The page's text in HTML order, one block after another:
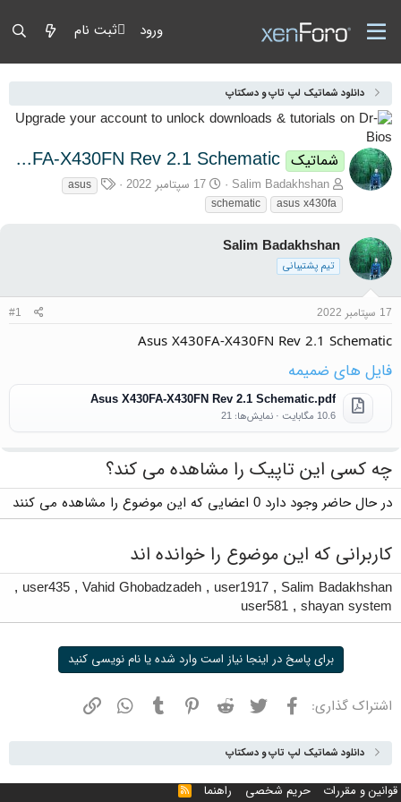
ورود ثبت نام
دانلود شماتیک لپ تاپ و دسکتاپ
شماتیک Asus X430FA-X430FN Rev 2.1 Schematic
آغازگر گفتمان
Salim Badakhshan تاریخ شروع
17 سپتامبر 2022 برچسب‌ها
asus
asus x430fa
schematic
Salim Badakhshan
تیم پشتیبانی
17 سپتامبر 2022 #1
Asus X430FA-X430FN Rev 2.1 Schematic
فایل های ضمیمه
Asus X430FA-X430FN Rev 2.1 Schematic.pdf
10.6 مگابایت · نمایش‌ها: 21
چه کسی این تاپیک را مشاهده می کند؟
در حال حاضر وجود دارد 0 اعضایی که این موضوع را مشاهده می کنند
کاربرانی که این موضوع را خوانده اند
Salim Badakhshan
,
user1917
,
Vahid Ghobadzadeh
,
user435
,
shayan system
,
user581
برای پاسخ در اینجا نیاز است وارد شده یا نام نویسی کنید
اشتراک گذاری: فیسبوک توییتر ردیت پینترستتامبلر واتسپ
دانلود شماتیک لپ تاپ و دسکتاپ
قوانین و مقررات حریم شخصی راهنما خوراک